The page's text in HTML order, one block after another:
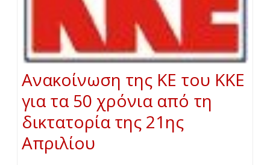
Ανακοίνωση της ΚΕ του ΚΚΕ
για τα 50 χρόνια από τη
δικτατορία της 21ης
Απριλίου